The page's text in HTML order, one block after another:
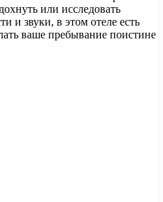
или исследовать
и звуки, в этом отеле есть
ваше пребывание поистине